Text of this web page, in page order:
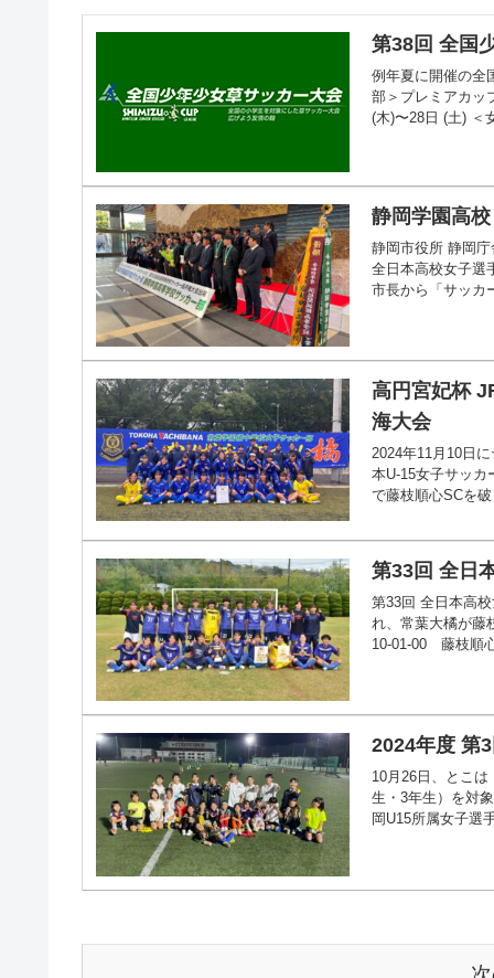
第38回 全国
例年夏に開催の全
部＞プレミアカ
(木)〜28日 (土) ＜
静岡学園高
静岡市役所 静岡
全日本高校女子選
市長から「サッカ
高円宮妃杯
海大会
2024年11月10日
本U-15女子サッカ
で藤枝順心SCを
第33回 全日
第33回 全日本高
れ、常葉大橘が藤
10-01-00 藤枝順
2024年度 第
10月26日、とこ
生・3年生）を対
岡U15所属女子選